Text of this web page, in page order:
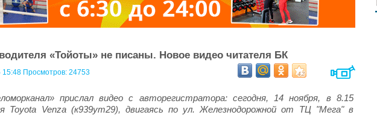
«Тойоты» не писаны. Новое видео читателя БК
15:48 Просмотров: 24753
прислал видео с авторегистратора: сегодня, 14 ноября, в 8.15
Toyota Venza (к939ут29), двигаясь по ул. Железнодорожной от ТЦ "Мега" в